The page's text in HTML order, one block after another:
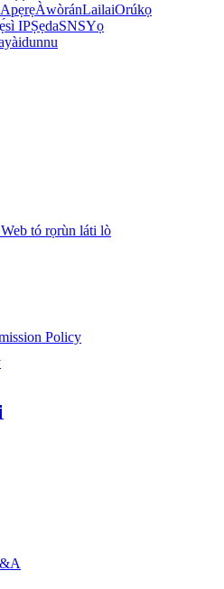
ApẹrẹÀwòránLailaiOrúkọ
IPṢẹdaSNSYọ
idunnu
tó rọrùn láti lò
Policy